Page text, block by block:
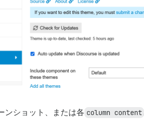
ンショット、または各 column content